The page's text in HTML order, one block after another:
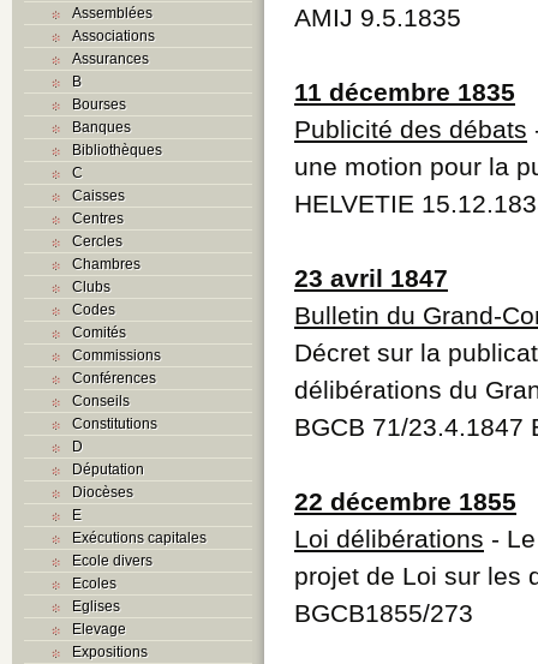
Assemblées
Associations
Assurances
B
Bourses
Banques
Bibliothèques
C
Caisses
Centres
Cercles
Chambres
Clubs
Codes
Comités
Commissions
Conférences
Conseils
Constitutions
D
Députation
Diocèses
E
Exécutions capitales
Ecole divers
Ecoles
Eglises
Elevage
Expositions
AMIJ 9.5.1835
11 décembre 1835
Publicité des débats
une motion pour la
HELVETIE
23 avril 1847
Bulletin du Grand-
Décret sur la
délibérations du
BGCB 71/23.4.1847
22 décembre 1855
Loi délibérations -
projet de Loi sur les
BGCB1855/273